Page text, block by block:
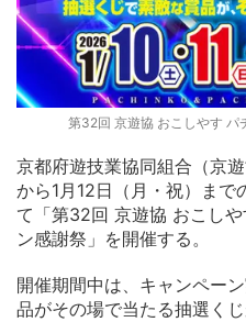
第32回 京遊協 おこしやす パ
京都府遊技業協同組合（京
から1月12日（月・祝）ま
て「第32回 京遊協 おこし
ン感謝祭」を開催する。
開催期間中は、キャンペー
品がその場で当たる抽選くじ